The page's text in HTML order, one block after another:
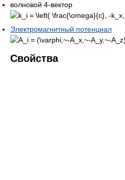
волновой 4-вектор
Электромагнитный потенциал
Свойства